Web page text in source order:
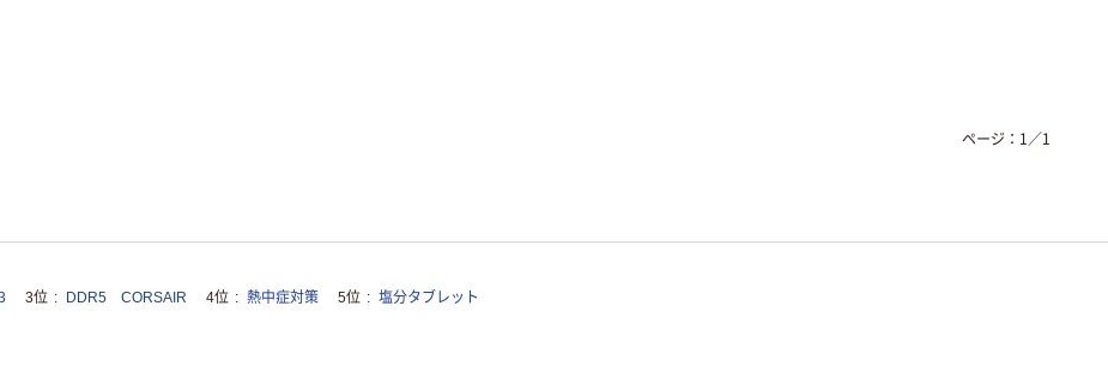
ページ： 1 ／1
3位 DDR5 CORSAIR 4位 熱中症対策 5位 塩分タブレット